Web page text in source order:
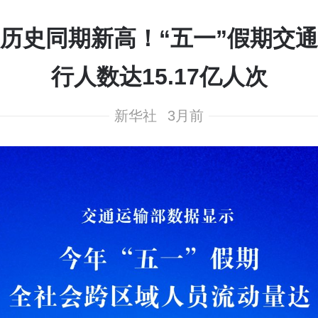
史同期新高！“五一”假期交
行人数达15.17亿人次
新华社 3月前